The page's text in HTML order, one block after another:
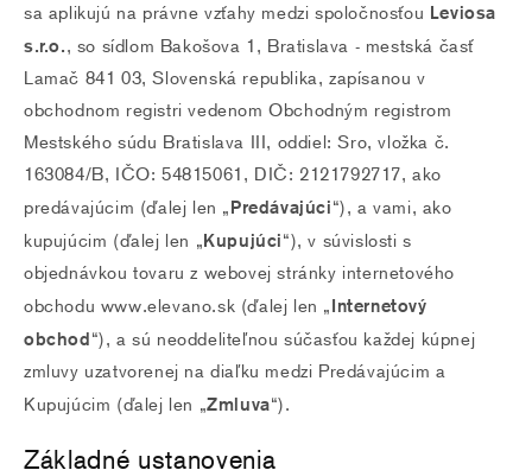
sa aplikujú na právne vzťahy medzi spoločnosťou Leviosa
s.r.o., so sídlom Bakošova 1, Bratislava - mestská časť
Lamač 841 03, Slovenská republika, zapísanou v
obchodnom registri vedenom Obchodným registrom
Mestského súdu Bratislava III, oddiel: Sro, vložka č.
163084/B, IČO: 54815061, DIČ: 2121792717, ako
predávajúcim (ďalej len „Predávajúci“), a vami, ako
kupujúcim (ďalej len „Kupujúci“), v súvislosti s
objednávkou tovaru z webovej stránky internetového
obchodu www.elevano.sk (ďalej len „Internetový
obchod“), a sú neoddeliteľnou súčasťou každej kúpnej
zmluvy uzatvorenej na diaľku medzi Predávajúcim a
Kupujúcim (ďalej len „Zmluva“).
Základné ustanovenia